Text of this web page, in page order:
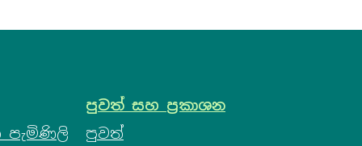
පැමිණිලි
පුවත් සහ ප්‍රකාශන
පුවත්